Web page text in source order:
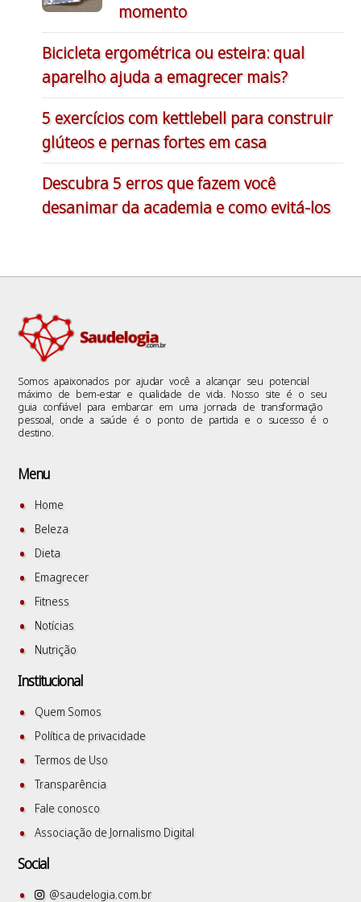
momento
Bicicleta ergométrica ou esteira: qual
aparelho ajuda a emagrecer mais?
5 exercícios com kettlebell para construir
glúteos e pernas fortes em casa
Descubra 5 erros que fazem você
desanimar da academia e como evitá-los
Somos apaixonados por ajudar você a alcançar seu potencial
máximo de bem-estar e qualidade de vida. Nosso site é o seu
guia confiável para embarcar em uma jornada de transformação
pessoal, onde a saúde é o ponto de partida e o sucesso é o
destino.
Menu
Home
Beleza
Dieta
Emagrecer
Fitness
Notícias
Nutrição
Institucional
Quem Somos
Política de privacidade
Termos de Uso
Transparência
Fale conosco
Associação de Jornalismo Digital
Social
@saudelogia.com.br